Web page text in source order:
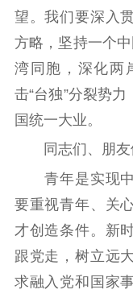
望。我们要深入
方略，坚持一个
湾同胞，深化两
击“台独”分裂势
国统一大业。
同志们、朋友
青年是实现中
要重视青年、关
才创造条件。新
跟党走，树立远
求融入党和国家